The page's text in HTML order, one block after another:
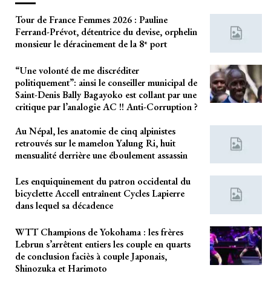
Tour de France Femmes 2026 : Pauline
Ferrand-Prévot, détentrice du devise, orphelin
monsieur le déracinement de la 8ᵉ port
“Une volonté de me discréditer
politiquement”: ainsi le conseiller municipal de
Saint-Denis Bally Bagayoko est collant par une
critique par l’analogie AC !! Anti-Corruption ?
Au Népal, les anatomie de cinq alpinistes
retrouvés sur le mamelon Yalung Ri, huit
mensualité derrière une éboulement assassin
Les enquiquinement du patron occidental du
bicyclette Accell entraînent Cycles Lapierre
dans lequel sa décadence
WTT Champions de Yokohama : les frères
Lebrun s’arrêtent entiers les couple en quarts
de conclusion faciès à couple Japonais,
Shinozuka et Harimoto